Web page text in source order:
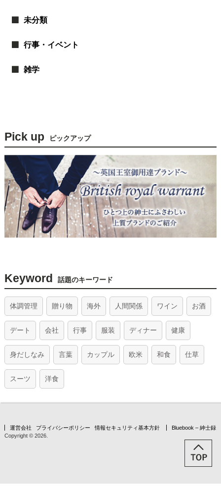
未分類
行事・イベント
雑学
Pick up ピックアップ
Keyword 話題のキーワード
体調管理 贈り物 海外 人間関係 ワイン お酒
デート 会社 行事 服装 ディナー 健康
身だしなみ 言葉 カップル 欧米 和食 仕草
スーツ 洋食
運営会社 プライバシーポリシー 情報セキュリティ基本方針
Bluebook – 紳士録
Copyright © 2026.